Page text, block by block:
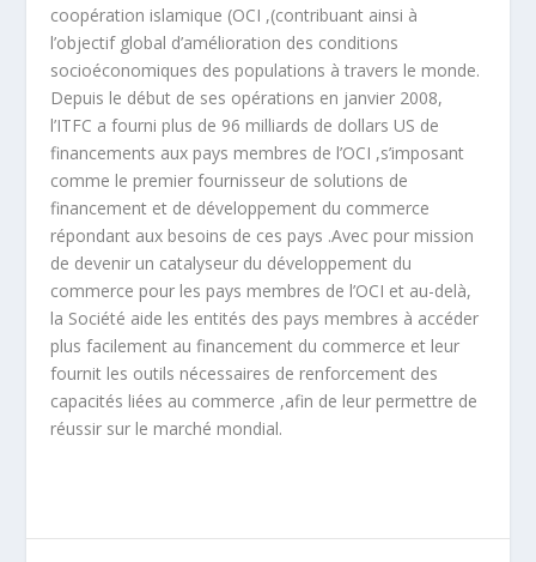
coopération islamique (OCI ),contribuant ainsi à
l’objectif global d’amélioration des conditions
socioéconomiques des populations à travers le monde.
Depuis le début de ses opérations en janvier 2008,
l’ITFC a fourni plus de 96 milliards de dollars US de
financements aux pays membres de l’OCI ,s’imposant
comme le premier fournisseur de solutions de
financement et de développement du commerce
répondant aux besoins de ces pays .Avec pour mission
de devenir un catalyseur du développement du
commerce pour les pays membres de l’OCI et au-delà,
la Société aide les entités des pays membres à accéder
plus facilement au financement du commerce et leur
fournit les outils nécessaires de renforcement des
capacités liées au commerce ,afin de leur permettre de
réussir sur le marché mondial.